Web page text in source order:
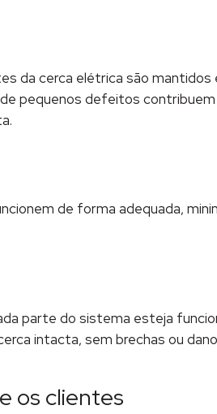
da cerca elétrica são
pequenos defeitos
de forma adequada,
parte do sistema esteja
intacta, sem brechas ou
os clientes